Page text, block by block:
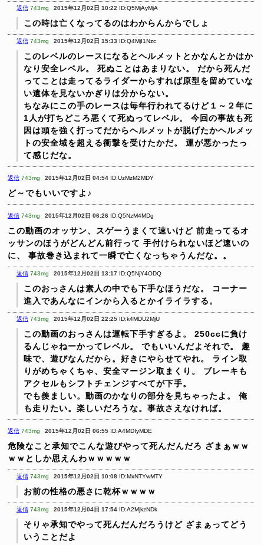
返信 743mg 2015年12月02日 10:22 ID:Q5MjAyMjA
この時は亡くなってるのはわからんからでしょ
返信 743mg 2015年12月02日 15:33 ID:Q4MjI1Nzc
このレベルのレースになるとヘルメットとかなんとかはか
なり安全レベル。
死ぬことはあまりない。
だから死んだ
ってことは走ってるライダーからすれば原型を留めていな
い遺体を見ないかぎりは分からない。
ちなみにこの手のレースは毎年行われてるけど１～２年に
1人が打ちどころ悪くて死ぬってレベル。
今回の事故も死
因は頭を強く打ってだからヘルメットが脱げたかヘルメッ
トの安全域を超える衝撃を受けたかだ。
運が悪かったっ
て感じだな。
返信 743mg 2015年12月02日 04:54 ID:UzMzM2MDY
ど～でもいいですよ♪
返信 743mg 2015年12月02日 06:26 ID:Q5NzM4MDg
この動画のオッサン、スゲーうまくて速いけど 前走ってるオ
ッサンのほうがどんどん前行って 手付けられないほど速いの
に、
事故巻き込まれて一瞬で亡くなっちゃうんだな。。
返信 743mg 2015年12月02日 13:17 ID:Q5NjY4ODQ
このおっさんは素人の中でも下手なほうだな。
コーナー
進入であんなにインから入るとかイライラする。
返信 743mg 2015年12月02日 22:25 ID:k4MDU2MjU
この動画のおっさんは運転下手すぎるよ。
250ccに負け
るんじゃねーかってレベル。
でもいいんだよそれで。
趣
味で、遊びなんだから。好きにやらせてやれ。
ライン取
りがめちゃくちゃ、安全マージン取まくり。
ブレーキも
アクセルもシフトチェンジすべてが下手。
でも羨ましい。動画のかなりの部分を見ちゃったよ。
俺
も走りたい。楽しいだろうな。事故さえなければ。
返信 743mg 2015年12月02日 06:55 ID:A4MDIyMDE
危険なこと承知でこんな遊びやって死んだんだろ ざまぁｗｗ
ｗｗとしか思えんわｗｗｗｗｗ
返信 743mg 2015年12月02日 10:08 ID:MxNTYwMTY
お前の性格の悪さに乾杯ｗｗｗｗ
返信 743mg 2015年12月04日 17:54 ID:A2MjkzNDk
そりゃ承知でやって死んだんだろうけど ざまぁってどう
いうことだよ